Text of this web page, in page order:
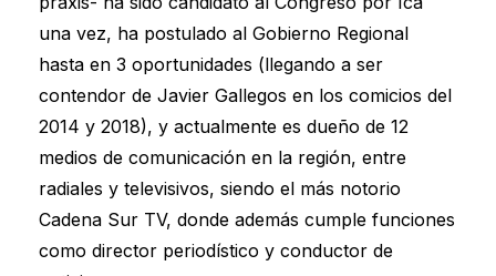
una vez, ha postulado al Gobierno Regional
hasta en 3 oportunidades (llegando a ser
contendor de Javier Gallegos en los comicios del
2014 y 2018), y actualmente es dueño de 12
medios de comunicación en la región, entre
radiales y televisivos, siendo el más notorio
Cadena Sur TV, donde además cumple funciones
como director periodístico y conductor de